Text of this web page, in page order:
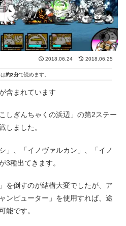
2018.06.24 2018.06.25
約2分で読めます。
含まれています
しぎんちゃくの浜辺」の第2ステー
しました。
」、「イノヴァルカン」、「イノ
3種出てきます。
を倒すのが結構大変でしたが、ア
ンピューター」を使用すれば、途
能です。